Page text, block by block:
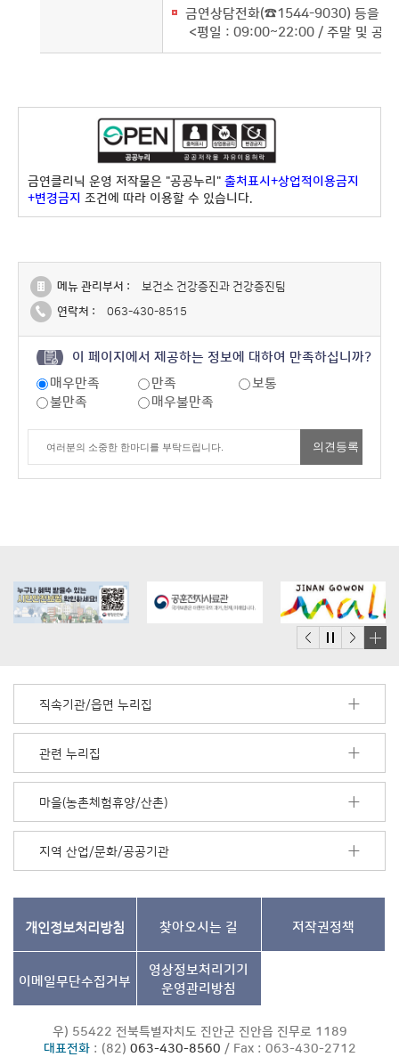
금연상담전화(☎1544-9030) 등을
<평일 : 09:00~22:00 / 주말 및 공
금연클리닉 운영 저작물은 "공공누리" 출처표시+상업적이용금지
+변경금지 조건에 따라 이용할 수 있습니다.
메뉴 관리부서 :
보건소 건강증진과 건강증진팀
연락처 :
063-430-8515
이 페이지에서 제공하는 정보에 대하여 만족하십니까?
매우만족
만족
보통
불만족
매우불만족
더
기
직속기관/읍면 누리집
관련 누리집
마을(농촌체험휴양/산촌)
지역 산업/문화/공공기관
개인정보처리방침 찾아오시는 길 저작권정책
이메일무단수집거부
영상정보처리기기
운영관리방침
우) 55422 전북특별자치도 진안군 진안읍 진무로 1189
대표전화: (82) 063-430-8560 / Fax : 063-430-2712